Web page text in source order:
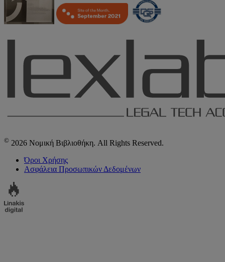
© 2026 Νομική Βιβλιοθήκη. All Rights Reserved.
Όροι Χρήσης
Ασφάλεια Προσωπικών Δεδομένων